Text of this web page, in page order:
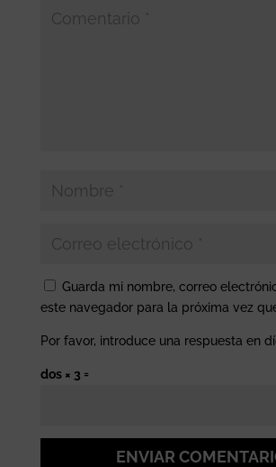
Guarda mi nombre, correo
este navegador para la próxima vez
Por favor, introduce una respuesta en
dos × 3 =
ENVIAR